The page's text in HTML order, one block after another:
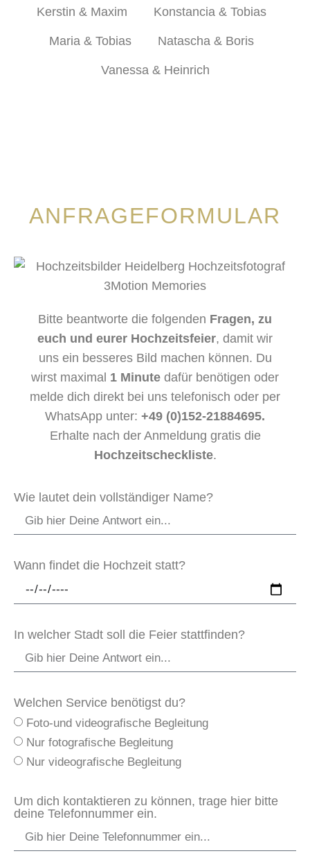
Kerstin & Maxim Konstancia & Tobias
Maria & Tobias Natascha & Boris
Vanessa & Heinrich
ANFRAGEFORMULAR
Bitte beantworte die folgenden Fragen, zu
euch und eurer Hochzeitsfeier, damit wir
uns ein besseres Bild machen können. Du
wirst maximal 1 Minute dafür benötigen oder
melde dich direkt bei uns telefonisch oder per
WhatsApp unter: +49 (0)152-21884695.
Erhalte nach der Anmeldung gratis die
Hochzeitscheckliste.
Wie lautet dein vollständiger Name?
Wann findet die Hochzeit statt?
In welcher Stadt soll die Feier stattfinden?
Welchen Service benötigst du?
Foto-und videografische Begleitung
Nur fotografische Begleitung
Nur videografische Begleitung
Um dich kontaktieren zu können, trage hier bitte
deine Telefonnummer ein.